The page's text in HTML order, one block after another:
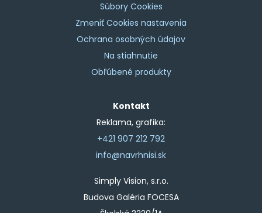
Súbory Cookies
Zmeniť Cookies nastavenia
Ochrana osobných údajov
Na stiahnutie
Obľúbené produkty
Kontakt
Reklama, grafika:
+421 907 212 792
info@navrhnisi.sk
Simply Vision, s.r.o.
Budova Galéria FOCESA